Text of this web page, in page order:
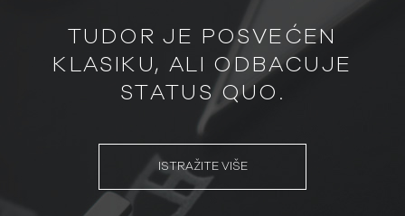
TUDOR JE POSVEĆEN
KLASIKU, ALI ODBACUJE
STATUS QUO.
ISTRAŽITE VIŠE